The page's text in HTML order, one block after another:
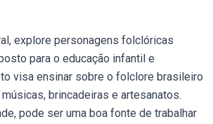
explore personagens folclóricas
para o educação infantil e
visa ensinar sobre o folclore brasileiro
brincadeiras e artesanatos.
pode ser uma boa fonte de trabalhar